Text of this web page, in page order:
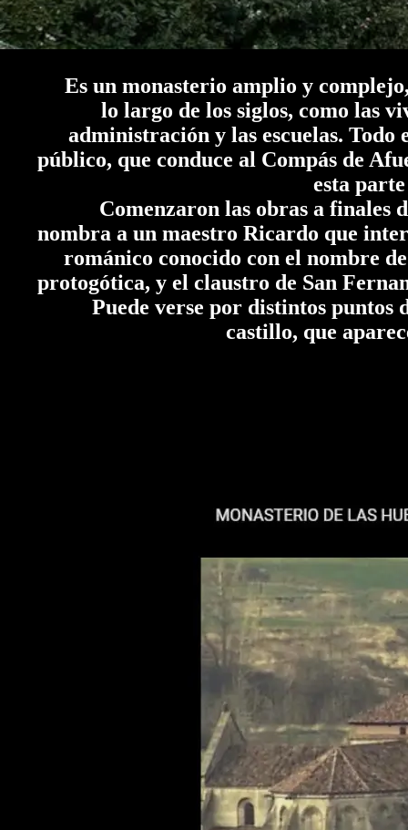
Es un monasterio amplio y complejo,
lo largo de los siglos, como las
administración y las escuelas.
público, que conduce al Compás de
esta
Comenzaron las obras a finales
nombra a un maestro Ricardo que
románico conocido con el nombre
protogótica, y el claustro de San
Puede verse por distintos puntos
castillo, que